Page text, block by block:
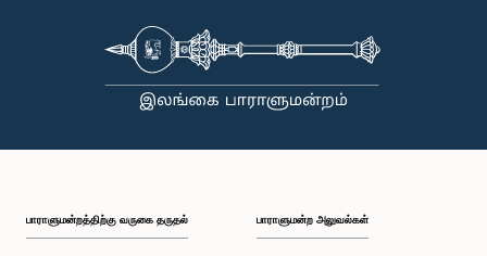
பாராளுமன்றத்திற்கு வருகை தருதல் பாராளுமன்ற அலுவல்கள்